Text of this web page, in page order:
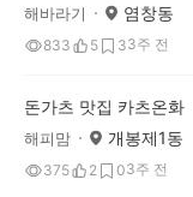
해바라기 염창동
833 5 33주 전
돈가츠 맛집 카츠온화
해피맘 개봉제1동
375 2 03주 전